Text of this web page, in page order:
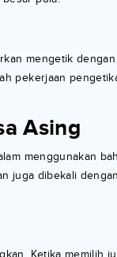
mengetik
pekerjaan
Asing
menggunakan
juga dibekali